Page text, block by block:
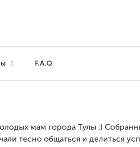
2 F.A.Q
мам города Тулы :)
тесно общаться и делиться